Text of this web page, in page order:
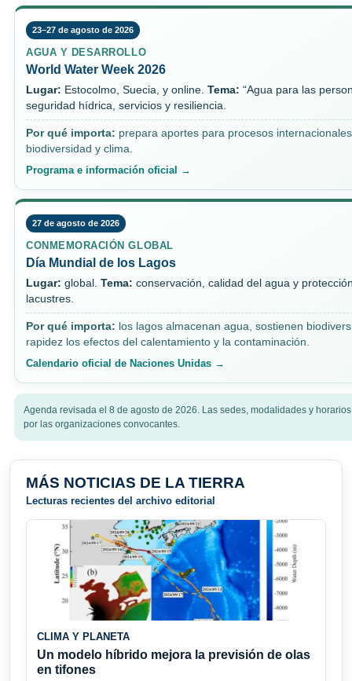
23–27 de agosto de 2026
AGUA Y DESARROLLO
World Water Week 2026
Lugar: Estocolmo, Suecia, y online. Tema: “Agua para las
seguridad hídrica, servicios y resiliencia.
Por qué importa: prepara aportes para procesos
biodiversidad y clima.
Programa e información oficial →
27 de agosto de 2026
CONMEMORACIÓN GLOBAL
Día Mundial de los Lagos
Lugar: global. Tema: conservación, calidad del agua y
lacustres.
Por qué importa: los lagos almacenan agua, sostienen
rapidez los efectos del calentamiento y la contaminación.
Calendario oficial de Naciones Unidas →
Agenda revisada el 8 de agosto de 2026. Las sedes, modalidades y
por las organizaciones convocantes.
MÁS NOTICIAS DE LA TIERRA
Lecturas recientes del archivo editorial
CLIMA Y PLANETA
Un modelo híbrido mejora la previsión de olas
en tifones